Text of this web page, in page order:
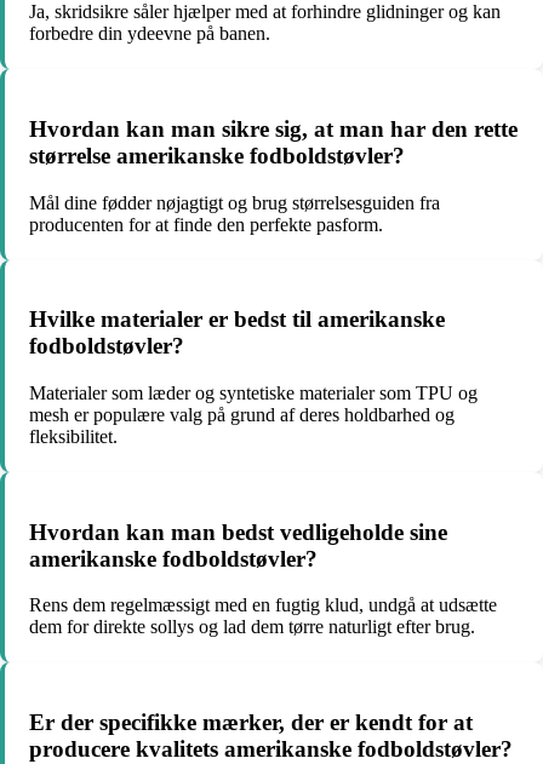
Ja, skridsikre såler hjælper med at forhindre glidninger og kan
forbedre din ydeevne på banen.
Hvordan kan man sikre sig, at man har den rette
størrelse amerikanske fodboldstøvler?
Mål dine fødder nøjagtigt og brug størrelsesguiden fra
producenten for at finde den perfekte pasform.
Hvilke materialer er bedst til amerikanske
fodboldstøvler?
Materialer som læder og syntetiske materialer som TPU og
mesh er populære valg på grund af deres holdbarhed og
fleksibilitet.
Hvordan kan man bedst vedligeholde sine
amerikanske fodboldstøvler?
Rens dem regelmæssigt med en fugtig klud, undgå at udsætte
dem for direkte sollys og lad dem tørre naturligt efter brug.
Er der specifikke mærker, der er kendt for at
producere kvalitets amerikanske fodboldstøvler?